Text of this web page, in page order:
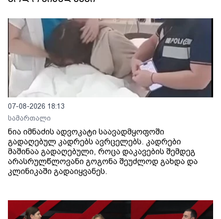
07-08-2026 18:13
სამართალი
ნია იმნაძის ადვოკატი საავადმყოფოში
გადაღებულ კადრებს ავრცელებს. კადრები
მაშინაა გადაღებული, როცა დაკავების შემდეგ
არასრულწლოვანი გოგონა შეუძლოდ გახდა და
კლინიკაში გადაიყვანეს.